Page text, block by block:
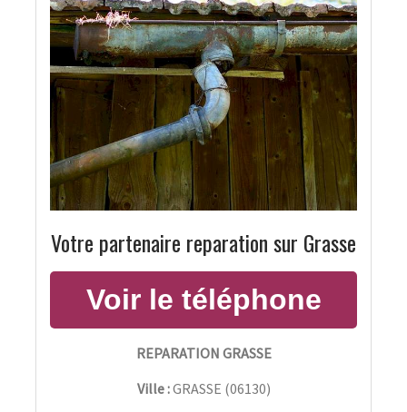
Votre partenaire reparation sur Grasse
REPARATION GRASSE
Ville :GRASSE (06130)